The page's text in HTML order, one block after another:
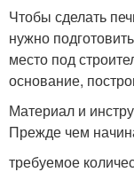
Чтобы сделать
нужно
место под
основание,
Материал и
Прежде чем
требуемое